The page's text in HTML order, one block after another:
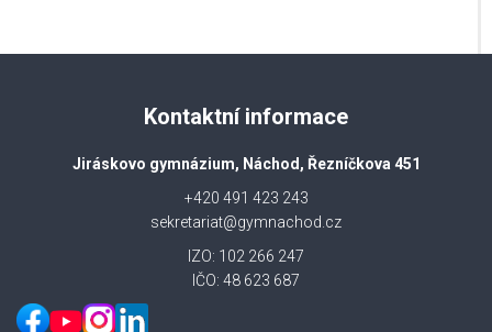
Kontaktní informace
Jiráskovo gymnázium, Náchod, Řezníčkova 451
+420 491 423 243
sekretariat@gymnachod.cz
IZO: 102 266 247
IČO: 48 623 687